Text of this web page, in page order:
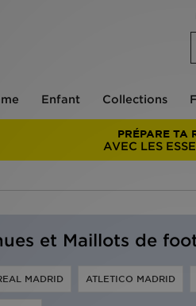
Enfant Collections
PRÉPARE TA
AVEC LES
et Maillots de
MADRID ATLETICO MADRID